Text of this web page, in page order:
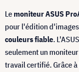
Le moniteur ASUS
pour l'édition
couleurs fiable.
seulement un
travail certifié. Grâce à